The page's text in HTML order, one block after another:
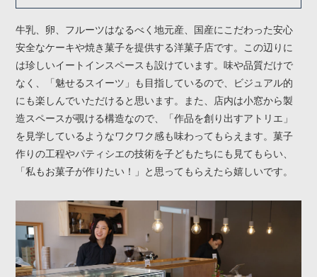
牛乳、卵、フルーツはなるべく地元産、国産にこだわった安心
安全なケーキや焼き菓子を提供する洋菓子店です。この辺りに
は珍しいイートインスペースも設けています。味や品質だけで
なく、「魅せるスイーツ」も目指しているので、ビジュアル的
にも楽しんでいただけると思います。また、店内は小窓から製
造スペースが覗ける構造なので、「作品を創り出すアトリエ」
を見学しているようなワクワク感も味わってもらえます。菓子
作りの工程やパティシエの技術を子どもたちにも見てもらい、
「私もお菓子が作りたい！」と思ってもらえたら嬉しいです。